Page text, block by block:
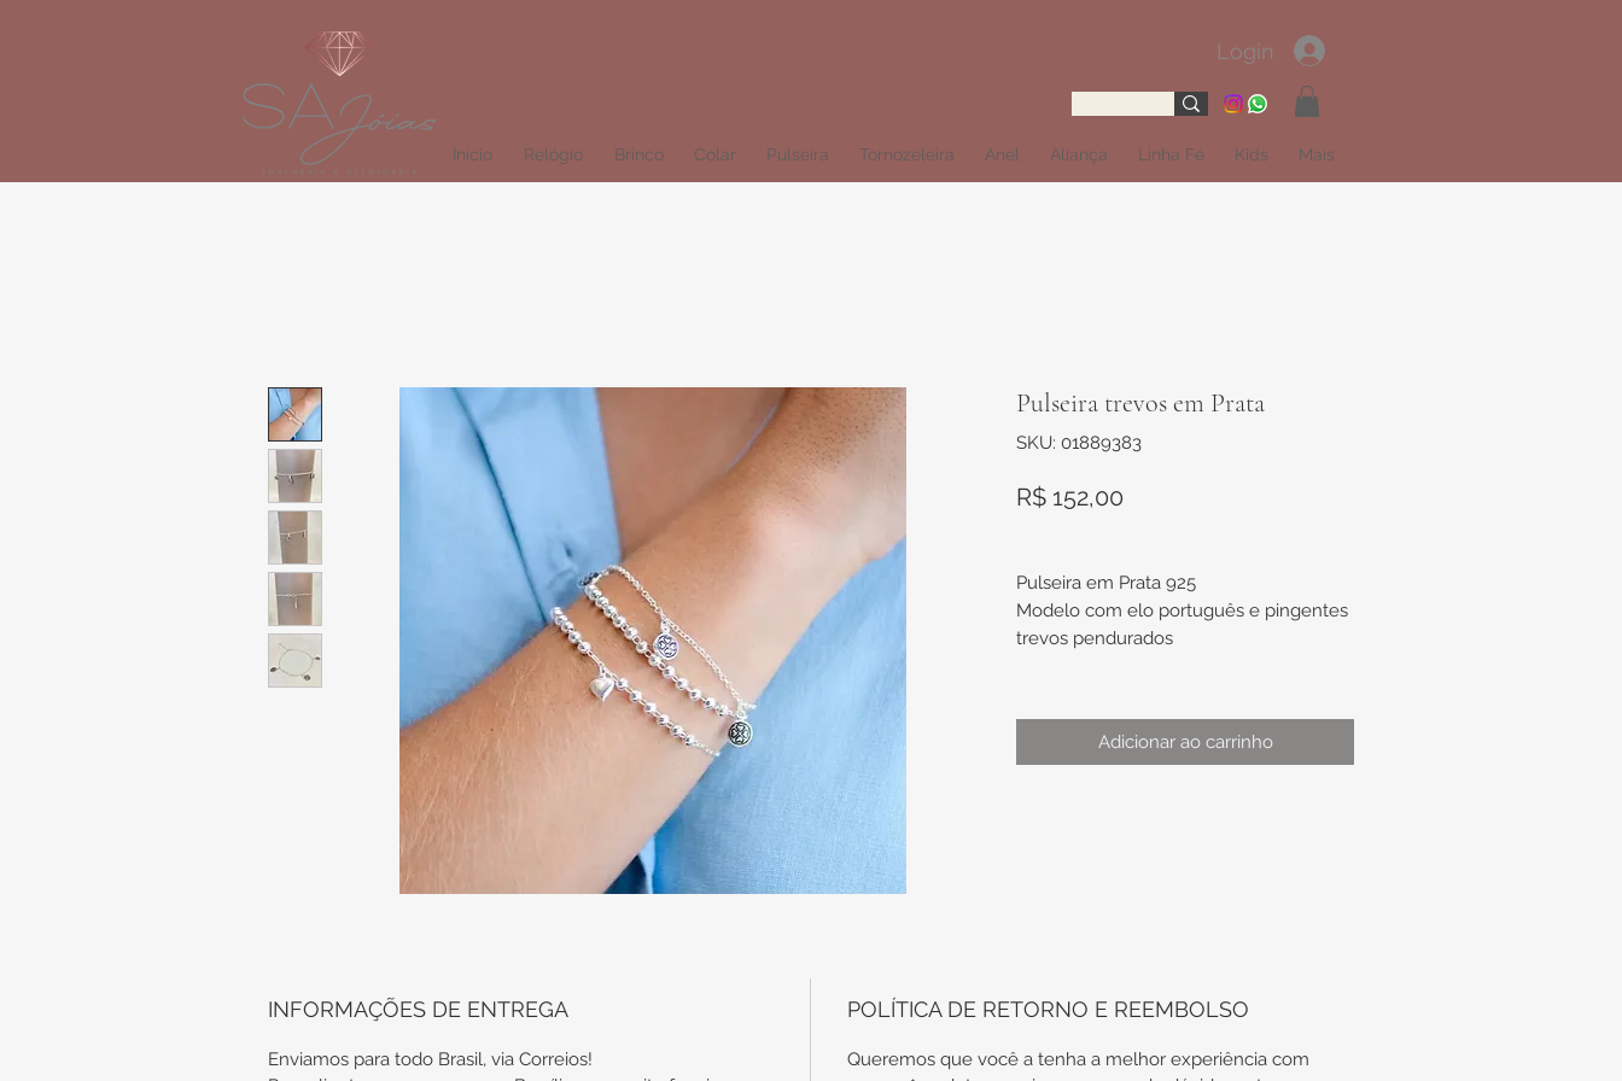
Login
Início Relógio Brinco Colar Pulseira Tornozeleira Anel Aliança Linha Fé Kids Mais
Pulseira trevos em Prata
SKU: 01889383
R$ 152,00
Pulseira em Prata 925
Modelo com elo português e pingentes
trevos pendurados
Trevo de aproximadamente 7,7mm
Elo de aproximadamente 1,8mm
Obs.: todas as nossas peças em Prata
específicas, além do certificado de
Adicionar ao carrinho
INFORMAÇÕES DE ENTREGA
Enviamos para todo Brasil, via Correios!
POLÍTICA DE RETORNO E REEMBOLSO
Queremos que você a tenha a melhor experiência com